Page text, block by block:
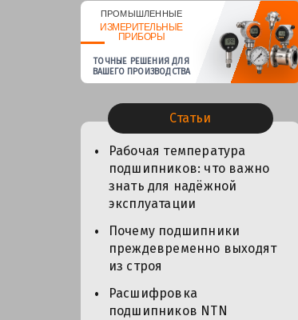
ПРОМЫШЛЕННЫЕ
ИЗМЕРИТЕЛЬНЫЕ
ПРИБОРЫ
ТОЧНЫЕ РЕШЕНИЯ ДЛЯ
ВАШЕГО ПРОИЗВОДСТВА
Статьи
Рабочая температура
подшипников: что важно
знать для надёжной
эксплуатации
Почему подшипники
преждевременно выходят
из строя
Расшифровка
подшипников NTN